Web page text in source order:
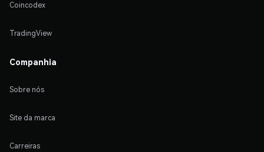
Coincodex
TradingView
Companhia
Sobre nós
Site da marca
Carreiras